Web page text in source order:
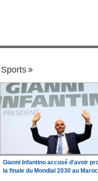
Sports
Gianni Infantino accusé d'avoir
la finale du Mondial 2030 au Maroc